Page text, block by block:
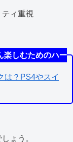
ィ重視
楽しむためのハー
は？PS4やスイ
ょう。